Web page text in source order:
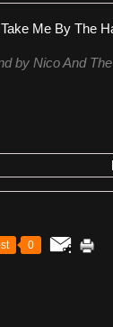
by Nico And
0